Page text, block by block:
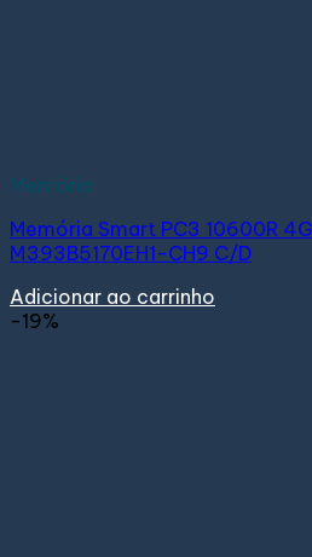
Memória
Memória Smart PC3 10600R
M393B5170EH1-CH9 C/D
Adicionar ao carrinho
-19%